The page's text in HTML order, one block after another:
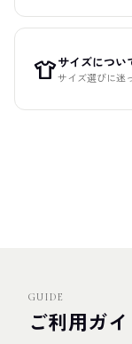
apparelサイズについ
サイズ選びに迷
GUIDE
ご利用ガイ